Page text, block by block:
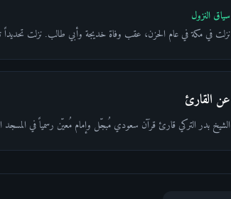
سياق النزول
نزلت في مكة في عام الحزن، عقب وفاة خديجة وأبي طالب. نزلت
عن القارئ
الشيخ بدر التركي قارئ قرآن سعودي مُبجّل وإمام مُعيّن رسمياً في المسجد